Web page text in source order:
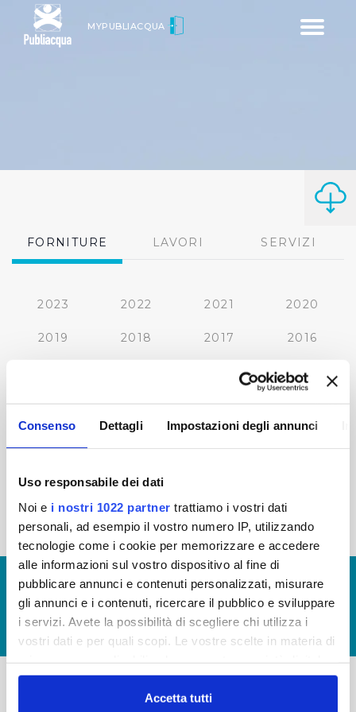
Consenso Dettagli Impostazioni degli annunci
Uso responsabile dei dati
Noi e i nostri 1022 partner trattiamo i vostri dati
personali, ad esempio il vostro numero IP, utilizzando
tecnologie come i cookie per memorizzare e accedere
alle informazioni sul vostro dispositivo al fine di
pubblicare annunci e contenuti personalizzati, misurare
gli annunci e i contenuti, ricercare il pubblico e sviluppare
i servizi. Avete la possibilità di scegliere chi utilizza i
vostri dati e per quali scopi. Le vostre scelte in materia di
in cui avete effettuato le vostre scelte. È possibile
modificare o revocare il proprio consenso in qualsiasi
Accetta tutti
Toggle
MYPUBLIACQUA
FORNITURE LAVORI SERVIZI
2023 2022 2021 2020
2019 2018 2017 2016
2012
2011 2010 2009 2008
‹ precedente 2
© Copyright 2017 - 2026
GLOSSARIO
GIUDICA IL SERVIZIO
LAVORA CON NOI